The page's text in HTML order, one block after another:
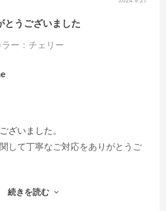
とうございました
ラー：チェリー
ざいました。
して丁寧なご対応をありがとうご
とがありお伝えさせて頂きます。
続きを読む